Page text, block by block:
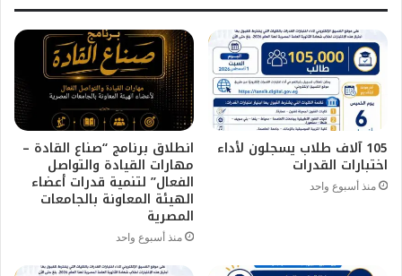
105 آلاف طلاب يسجلون لأداء
اختبارات القدرات
منذ أسبوع واحد
انطلاق برنامج “صناع القادة –
مهارات القيادة والتواصل
الفعال” لتنمية قدرات أعضاء
الهيئة المعاونة بالجامعات
المصرية
منذ أسبوع واحد